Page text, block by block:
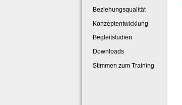
Beziehungsqualität
Konzeptentwicklung
Begleitstudien
Downloads
Stimmen zum Training